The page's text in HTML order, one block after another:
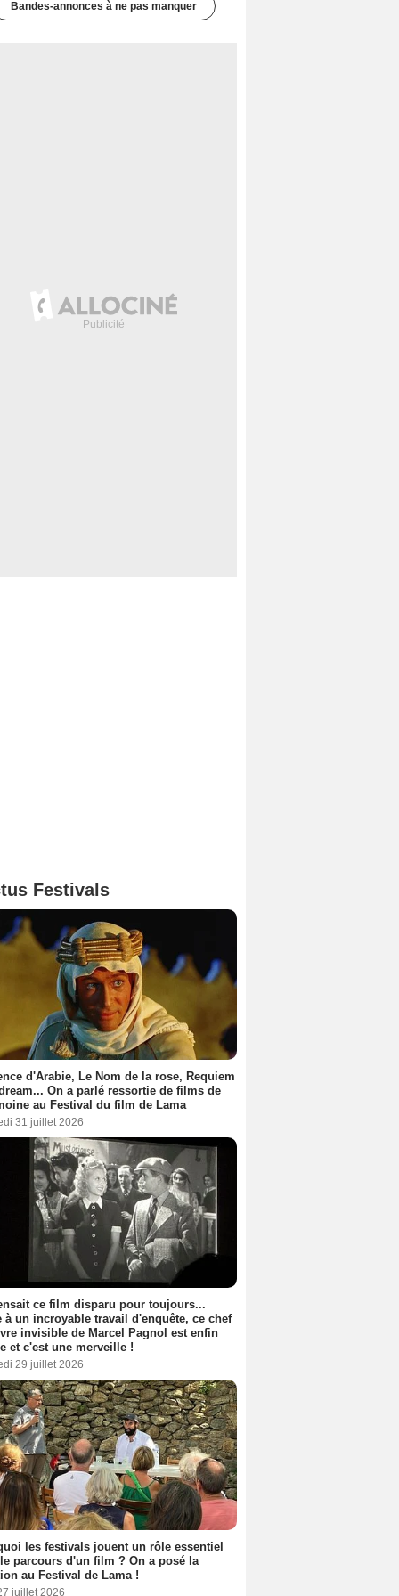
Bandes-annonces à ne pas manquer
Festivals
d'Arabie, Le Nom de la rose, Requiem
On a parlé ressortie de films de
au Festival du film de Lama
31 juillet 2026
ce film disparu pour toujours...
à un incroyable travail d'enquête, ce chef
invisible de Marcel Pagnol est enfin
et c'est une merveille !
29 juillet 2026
les festivals jouent un rôle essentiel
parcours d'un film ? On a posé la
au Festival de Lama !
juillet 2026